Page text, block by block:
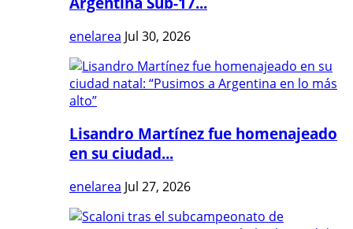
enelarea Jul 30, 2026
Lisandro Martínez fue homenajeado
en su ciudad...
enelarea Jul 27, 2026